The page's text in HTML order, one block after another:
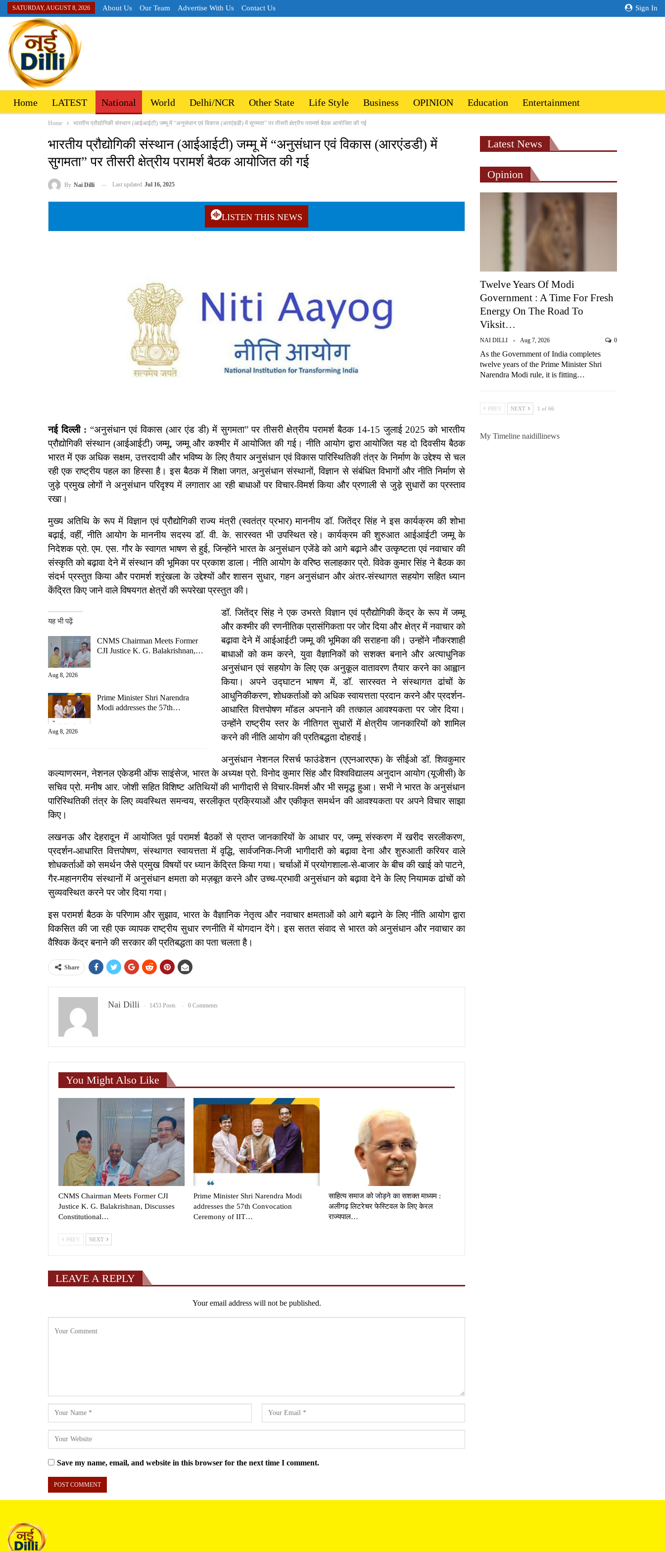
Sign In
SATURDAY, AUGUST 8, 2026 About Us Our Team Advertise With Us Contact Us
Home LATEST National World Delhi/NCR Other State Life Style Business OPINION Education Entertainment
Home भारतीय प्रौद्योगिकी संस्थान (आईआईटी) जम्मू में “अनुसंधान एवं विकास (आरएंडडी) में सुगमता” पर तीसरी क्षेत्रीय परामर्श बैठक आयोजित की गई
भारतीय प्रौद्योगिकी संस्थान (आईआईटी) जम्मू में “अनुसंधान एवं विकास (आरएंडडी) में
सुगमता” पर तीसरी क्षेत्रीय परामर्श बैठक आयोजित की गई
By Nai Dilli Last updated Jul 16, 2025
LISTEN THIS NEWS
नई दिल्ली : “अनुसंधान एवं विकास (आर एंड डी) में सुगमता” पर तीसरी क्षेत्रीय परामर्श बैठक 14-15 जुलाई 2025 को भारतीय
प्रौद्योगिकी संस्थान (आईआईटी) जम्मू, जम्मू और कश्मीर में आयोजित की गई। नीति आयोग द्वारा आयोजित यह दो दिवसीय बैठक
भारत में एक अधिक सक्षम, उत्तरदायी और भविष्य के लिए तैयार अनुसंधान एवं विकास पारिस्थितिकी तंत्र के निर्माण के उद्देश्य से चल
रही एक राष्ट्रीय पहल का हिस्सा है। इस बैठक में शिक्षा जगत, अनुसंधान संस्थानों, विज्ञान से संबंधित विभागों और नीति निर्माण से
जुड़े प्रमुख लोगों ने अनुसंधान परिदृश्य में लगातार आ रही बाधाओं पर विचार-विमर्श किया और प्रणाली से जुड़े सुधारों का प्रस्ताव
रखा।
मुख्य अतिथि के रूप में विज्ञान एवं प्रौद्योगिकी राज्य मंत्री (स्वतंत्र प्रभार) माननीय डॉ. जितेंद्र सिंह ने इस कार्यक्रम की शोभा
बढ़ाई, वहीं, नीति आयोग के माननीय सदस्य डॉ. वी. के. सारस्वत भी उपस्थित रहे। कार्यक्रम की शुरुआत आईआईटी जम्मू के
निदेशक प्रो. एम. एस. गौर के स्वागत भाषण से हुई, जिन्होंने भारत के अनुसंधान एजेंडे को आगे बढ़ाने और उत्कृष्टता एवं नवाचार की
संस्कृति को बढ़ावा देने में संस्थान की भूमिका पर प्रकाश डाला। नीति आयोग के वरिष्ठ सलाहकार प्रो. विवेक कुमार सिंह ने बैठक का
संदर्भ प्रस्तुत किया और परामर्श श्रृंखला के उद्देश्यों और शासन सुधार, गहन अनुसंधान और अंतर-संस्थागत सहयोग सहित ध्यान
केंद्रित किए जाने वाले विषयगत क्षेत्रों की रूपरेखा प्रस्तुत की।
यह भी पढ़ें
CNMS Chairman Meets Former
CJI Justice K. G. Balakrishnan,…
Aug 8, 2026
Prime Minister Shri Narendra
Modi addresses the 57th…
Aug 8, 2026
डॉ. जितेंद्र सिंह ने एक उभरते विज्ञान एवं प्रौद्योगिकी केंद्र के रूप में जम्मू
और कश्मीर की रणनीतिक प्रासंगिकता पर जोर दिया और क्षेत्र में नवाचार को
बढ़ावा देने में आईआईटी जम्मू की भूमिका की सराहना की। उन्होंने नौकरशाही
बाधाओं को कम करने, युवा वैज्ञानिकों को सशक्त बनाने और अत्याधुनिक
अनुसंधान एवं सहयोग के लिए एक अनुकूल वातावरण तैयार करने का आह्वान
किया। अपने उद्घाटन भाषण में, डॉ. सारस्वत ने संस्थागत ढांचों के
आधुनिकीकरण, शोधकर्ताओं को अधिक स्वायत्तता प्रदान करने और प्रदर्शन-
आधारित वित्तपोषण मॉडल अपनाने की तत्काल आवश्यकता पर जोर दिया।
उन्होंने राष्ट्रीय स्तर के नीतिगत सुधारों में क्षेत्रीय जानकारियों को शामिल
करने की नीति आयोग की प्रतिबद्धता दोहराई।
अनुसंधान नेशनल रिसर्च फाउंडेशन (एएनआरएफ) के सीईओ डॉ. शिवकुमार
कल्याणरमन, नेशनल एकेडमी ऑफ साइंसेज, भारत के अध्यक्ष प्रो. विनोद कुमार सिंह और विश्वविद्यालय अनुदान आयोग (यूजीसी) के
सचिव प्रो. मनीष आर. जोशी सहित विशिष्ट अतिथियों की भागीदारी से विचार-विमर्श और भी समृद्ध हुआ। सभी ने भारत के अनुसंधान
पारिस्थितिकी तंत्र के लिए व्यवस्थित समन्वय, सरलीकृत प्रक्रियाओं और एकीकृत समर्थन की आवश्यकता पर अपने विचार साझा
किए।
लखनऊ और देहरादून में आयोजित पूर्व परामर्श बैठकों से प्राप्त जानकारियों के आधार पर, जम्मू संस्करण में खरीद सरलीकरण,
प्रदर्शन-आधारित वित्तपोषण, संस्थागत स्वायत्तता में वृद्धि, सार्वजनिक-निजी भागीदारी को बढ़ावा देना और शुरुआती करियर वाले
शोधकर्ताओं को समर्थन जैसे प्रमुख विषयों पर ध्यान केंद्रित किया गया। चर्चाओं में प्रयोगशाला-से-बाजार के बीच की खाई को पाटने,
गैर-महानगरीय संस्थानों में अनुसंधान क्षमता को मज़बूत करने और उच्च-प्रभावी अनुसंधान को बढ़ावा देने के लिए नियामक ढांचों को
सुव्यवस्थित करने पर जोर दिया गया।
इस परामर्श बैठक के परिणाम और सुझाव, भारत के वैज्ञानिक नेतृत्व और नवाचार क्षमताओं को आगे बढ़ाने के लिए नीति आयोग द्वारा
विकसित की जा रही एक व्यापक राष्ट्रीय सुधार रणनीति में योगदान देंगे। इस सतत संवाद से भारत को अनुसंधान और नवाचार का
वैश्विक केंद्र बनाने की सरकार की प्रतिबद्धता का पता चलता है।
Share
Nai Dilli 1453 Posts 0 Comments
You Might Also Like
CNMS Chairman Meets Former CJI
Justice K. G. Balakrishnan, Discusses
Constitutional…
Prime Minister Shri Narendra Modi
addresses the 57th Convocation
Ceremony of IIT…
साहित्य समाज को जोड़ने का सशक्त माध्यम :
अलीगढ़ लिटरेचर फेस्टिवल के लिए केरल
राज्यपाल…
PREV NEXT
LEAVE A REPLY
Your email address will not be published.
Save my name, email, and website in this browser for the next time I comment.
Latest News
Opinion
Twelve Years Of Modi
Government : A Time For Fresh
Energy On The Road To
Viksit…
NAI DILLI Aug 7, 2026 0
As the Government of India completes
twelve years of the Prime Minister Shri
Narendra Modi rule, it is fitting…
PREV NEXT 1 of 66
My Timeline naidillinews